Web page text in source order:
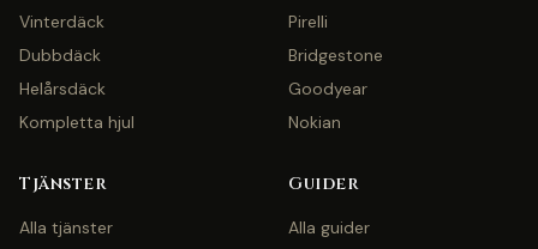
Vinterdäck
Dubbdäck
Helårsdäck
Kompletta hjul
Pirelli
Bridgestone
Goodyear
Nokian
Tjänster
Alla tjänster
Guider
Alla guider